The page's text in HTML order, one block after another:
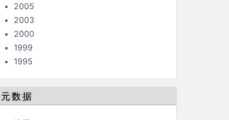
2005
2003
2000
1999
1995
元数据